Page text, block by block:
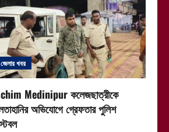
জেলার খবর
Medinipur কলেজছাত্রীকে
অভিযোগে গ্রেফতার পুলিশ